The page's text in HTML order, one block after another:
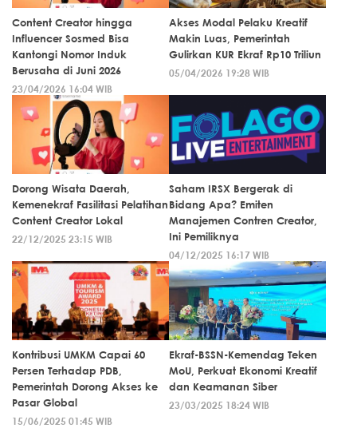
Content Creator hingga
Influencer Sosmed Bisa
Kantongi Nomor Induk
Berusaha di Juni 2026
23/04/2026 16:04 WIB
Akses Modal Pelaku Kreatif
Makin Luas, Pemerintah
Gulirkan KUR Ekraf Rp10 Triliun
05/04/2026 19:28 WIB
Dorong Wisata Daerah,
Kemenekraf Fasilitasi Pelatihan
Content Creator Lokal
22/12/2025 23:15 WIB
Saham IRSX Bergerak di
Bidang Apa? Emiten
Manajemen Contren Creator,
Ini Pemiliknya
04/12/2025 16:17 WIB
Kontribusi UMKM Capai 60
Persen Terhadap PDB,
Pemerintah Dorong Akses ke
Pasar Global
15/06/2025 01:45 WIB
Ekraf-BSSN-Kemendag Teken
MoU, Perkuat Ekonomi Kreatif
dan Keamanan Siber
23/03/2025 18:24 WIB